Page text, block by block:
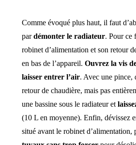
Comme évoqué plus haut, il faut
pardémonter le radiateur. Pour ce
robinet d’alimentation et son retour
en bas de l’appareil. Ouvrez la vis
laisser entrer l’air. Avec une pince,
retour de chaudière, mais pas
une bassine sous le radiateur et
(10 L en moyenne). Enfin, dévissez
situé avant le robinet d’alimentation,